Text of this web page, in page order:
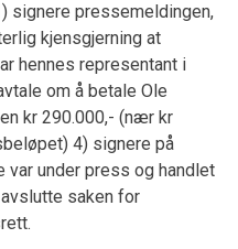
signere pressemeldingen,
kjensgjerning at
hennes representant i
om å betale Ole
kr 290.000,- (nær kr
4) signere på
var under press og handlet
saken for